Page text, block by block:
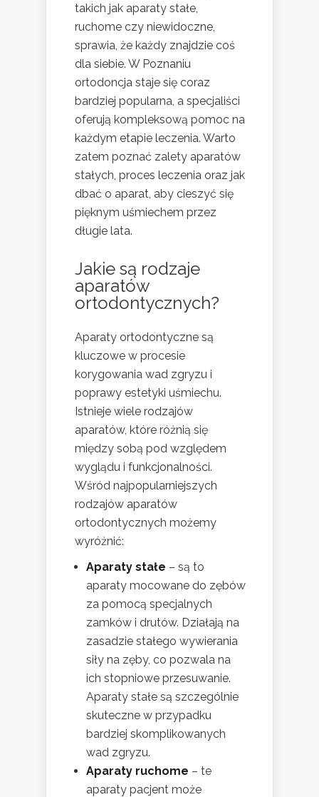
takich jak aparaty stałe,
ruchome czy niewidoczne,
sprawia, że każdy znajdzie coś
dla siebie. W Poznaniu
ortodoncja staje się coraz
bardziej popularna, a specjaliści
oferują kompleksową pomoc na
każdym etapie leczenia. Warto
zatem poznać zalety aparatów
stałych, proces leczenia oraz jak
dbać o aparat, aby cieszyć się
pięknym uśmiechem przez
długie lata.
Jakie są rodzaje
aparatów
ortodontycznych?
Aparaty ortodontyczne są
kluczowe w procesie
korygowania wad zgryzu i
poprawy estetyki uśmiechu.
Istnieje wiele rodzajów
aparatów, które różnią się
między sobą pod względem
wyglądu i funkcjonalności.
Wśród najpopularniejszych
rodzajów aparatów
ortodontycznych możemy
wyróżnić:
Aparaty stałe – są to
aparaty mocowane do zębów
za pomocą specjalnych
zamków i drutów. Działają na
zasadzie stałego wywierania
siły na zęby, co pozwala na
ich stopniowe przesuwanie.
Aparaty stałe są szczególnie
skuteczne w przypadku
bardziej skomplikowanych
wad zgryzu.
Aparaty ruchome – te
aparaty pacjent może